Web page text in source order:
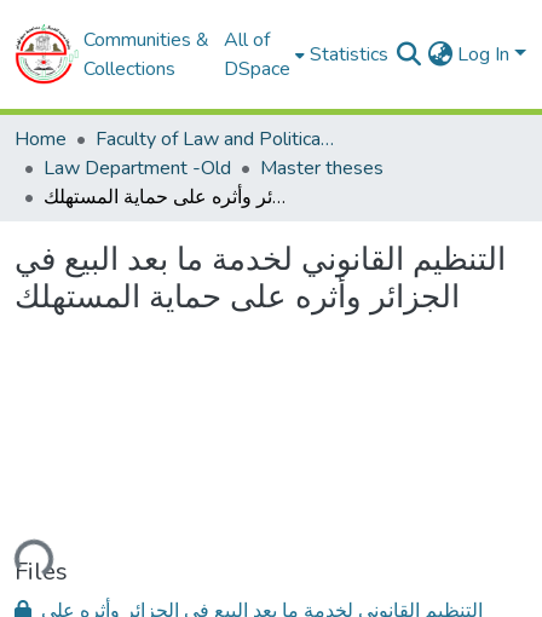
Communities &
Collections
All of
DSpace
Statistics Log In
Home
Faculty of Law and Political Sciences
Law Department -Old
Master theses
التنظيم القانوني لخدمة ما بعد البيع في الجزائر وأثره على حماية المستهلك
التنظيم القانوني لخدمة ما بعد البيع في
الجزائر وأثره على حماية المستهلك
Files